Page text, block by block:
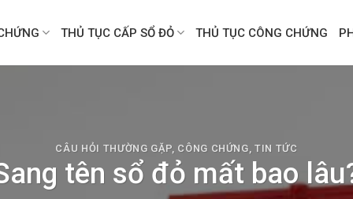
THỦ TỤC CẤP SỔ ĐỎ THỦ TỤC CÔNG CHỨNG
CÂU HỎI THƯỜNG GẶP CÔNG CHỨNG ,TIN TỨC
tên sổ đỏ mất bao